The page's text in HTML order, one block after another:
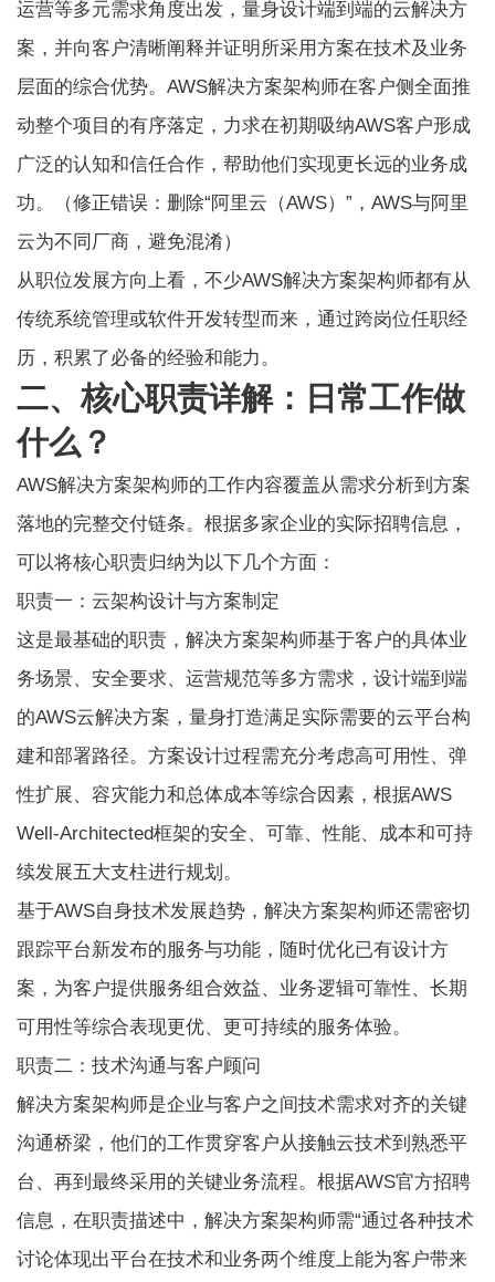
运营等多元需求角度出发，量身设计端到端的云解决方
案，并向客户清晰阐释并证明所采用方案在技术及业务
层面的综合优势。AWS解决方案架构师在客户侧全面推
动整个项目的有序落定，力求在初期吸纳AWS客户形成
广泛的认知和信任合作，帮助他们实现更长远的业务成
功。（修正错误：删除“阿里云（AWS）”，AWS与阿里
云为不同厂商，避免混淆）
从职位发展方向上看，不少AWS解决方案架构师都有从
传统系统管理或软件开发转型而来，通过跨岗位任职经
历，积累了必备的经验和能力。
二、核心职责详解：日常工作做
什么？
AWS解决方案架构师的工作内容覆盖从需求分析到方案
落地的完整交付链条。根据多家企业的实际招聘信息，
可以将核心职责归纳为以下几个方面：
职责一：云架构设计与方案制定
这是最基础的职责，解决方案架构师基于客户的具体业
务场景、安全要求、运营规范等多方需求，设计端到端
的AWS云解决方案，量身打造满足实际需要的云平台构
建和部署路径。方案设计过程需充分考虑高可用性、弹
性扩展、容灾能力和总体成本等综合因素，根据AWS
Well-Architected框架的安全、可靠、性能、成本和可持
续发展五大支柱进行规划。
基于AWS自身技术发展趋势，解决方案架构师还需密切
跟踪平台新发布的服务与功能，随时优化已有设计方
案，为客户提供服务组合效益、业务逻辑可靠性、长期
可用性等综合表现更优、更可持续的服务体验。
职责二：技术沟通与客户顾问
解决方案架构师是企业与客户之间技术需求对齐的关键
沟通桥梁，他们的工作贯穿客户从接触云技术到熟悉平
台、再到最终采用的关键业务流程。根据AWS官方招聘
信息，在职责描述中，解决方案架构师需“通过各种技术
讨论体现出平台在技术和业务两个维度上能为客户带来